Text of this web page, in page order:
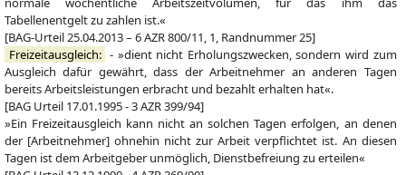
Tabellenentgelt zu zahlen ist.«
[BAG-Urteil 25.04.2013 – 6 AZR 800/11, 1, Randnummer 25]
Freizeitausgleich: - »dient nicht Erholungszwecken, sondern wird zum
Ausgleich dafür gewährt, dass der Arbeitnehmer an anderen Tagen
bereits Arbeitsleistungen erbracht und bezahlt erhalten hat«.
[BAG Urteil 17.01.1995 - 3 AZR 399/94]
»Ein Freizeitausgleich kann nicht an solchen Tagen erfolgen, an denen
der [Arbeitnehmer] ohnehin nicht zur Arbeit verpflichtet ist. An diesen
Tagen ist dem Arbeitgeber unmöglich, Dienstbefreiung zu erteilen«